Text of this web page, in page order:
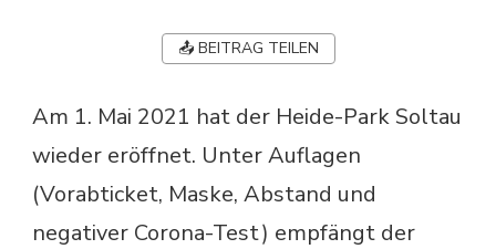
📤 BEITRAG TEILEN
Am 1. Mai 2021 hat der Heide-Park Soltau
wieder eröffnet. Unter Auflagen
(Vorabticket, Maske, Abstand und
negativer Corona-Test) empfängt der